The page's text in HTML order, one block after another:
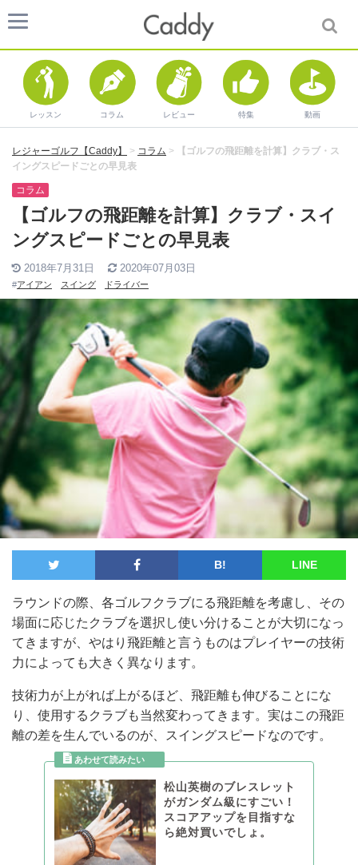
レッスン コラム レビュー 特集 動画
レジャーゴルフ【Caddy】 > コラム >
【ゴルフの飛距離を計算】クラブ・ス
イングスピードごとの早見表
コラム
【ゴルフの飛距離を計算】クラブ・スイ
ングスピードごとの早見表
2018年7月31日 2020年07月03日
#アイアン スイング ドライバー
B! LINE
ラウンドの際、各ゴルフクラブにる飛距離を考慮し、その
場面に応じたクラブを選択し使い分けることが大切になっ
てきますが、やはり飛距離と言うものはプレイヤーの技術
力によっても大きく異なります。
技術力が上がれば上がるほど、飛距離も伸びることにな
り、使用するクラブも当然変わってきます。実はこの飛距
離の差を生んでいるのが、スイングスピードなのです。
松山英樹のブレスレット
がガンダム級にすごい！
スコアアップを目指すな
ら絶対買いでしょ。